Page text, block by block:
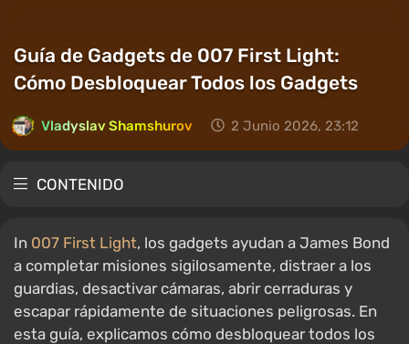
Guía de Gadgets de 007 First Light:
Cómo Desbloquear Todos los Gadgets
Vladyslav Shamshurov 2 Junio 2026, 23:12
CONTENIDO
In 007 First Light, los gadgets ayudan a James Bond
a completar misiones sigilosamente, distraer a los
guardias, desactivar cámaras, abrir cerraduras y
escapar rápidamente de situaciones peligrosas. En
esta guía, explicamos cómo desbloquear todos los